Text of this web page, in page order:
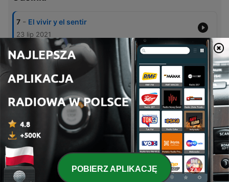
7 - El vivir y el sentir
23 lip 2021
6 - Recomendaciones
23 lip 2021
- Madre
09 maj 2021
3 - Relaciones Antes vs Ahora
09 maj 2021 POBIERZ APLIKACJĘ